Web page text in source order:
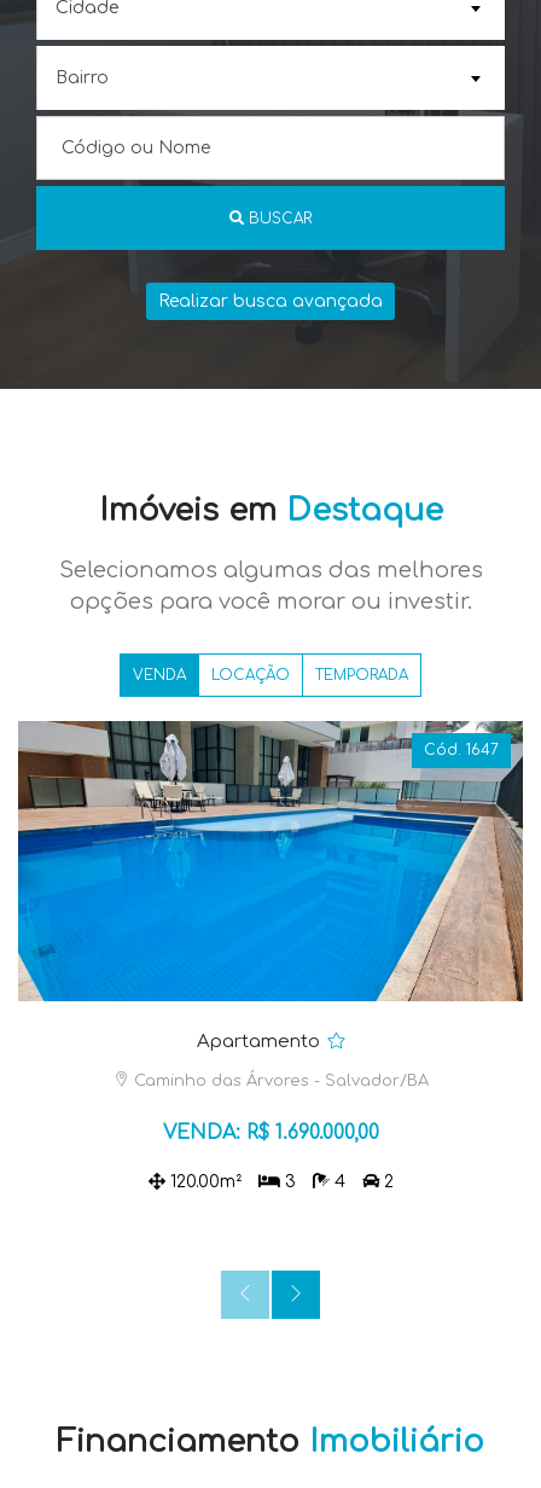
Cidade
BUSCAR
Realizar busca avançada
Imóveis em Destaque
Selecionamos algumas das melhores
opções para você morar ou investir.
VENDA LOCAÇÃO TEMPORADA
Cód. 1647
Apartamento
Caminho das Árvores - Salvador/BA
VENDA: R$ 1.690.000,00
120.00m² 3 4 2
Financiamento Imobiliário